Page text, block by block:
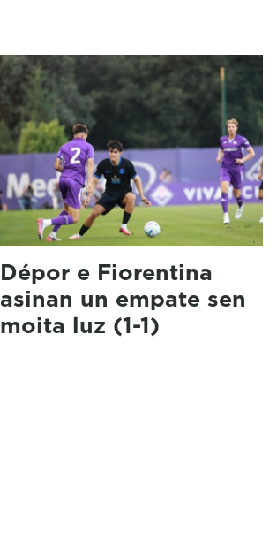
Dépor e Fiorentina
asinan un empate sen
moita luz (1-1)